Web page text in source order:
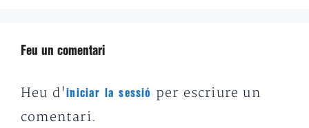
Feu un comentari
Heu d'iniciar la sessió
per escriure un
comentari.